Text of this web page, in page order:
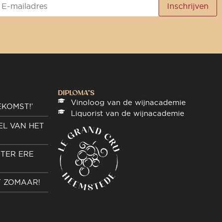
VAN HET
ERE
ZOMAAR!
DIPLOMA"S
Vinoloog van de wijnacademie
Liquorist van de wijnacademie